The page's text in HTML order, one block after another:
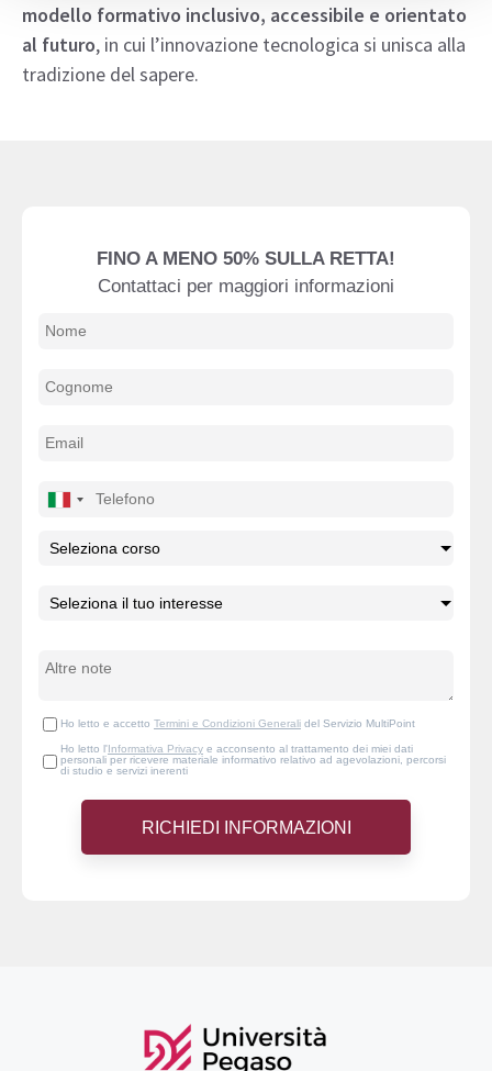
modello formativo inclusivo, accessibile e orientato
al futuro, in cui l’innovazione tecnologica si unisca alla
tradizione del sapere.
FINO A MENO 50% SULLA RETTA!
Contattaci per maggiori informazioni
Ho letto e accetto Termini e Condizioni Generali del Servizio MultiPoint
Ho letto l'Informativa Privacy e acconsento al trattamento dei miei dati
personali per ricevere materiale informativo relativo ad agevolazioni, percorsi
di studio e servizi inerenti